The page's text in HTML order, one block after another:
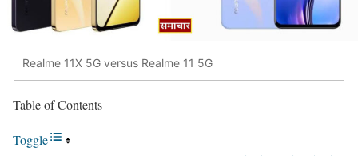
Realme 11X 5G versus Realme 11 5G
Table of Contents
Toggle